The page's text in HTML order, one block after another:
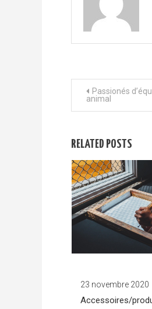
Navigation
Passionés
animal
RELATED POSTS
23 novembre 2020
Accessoires/